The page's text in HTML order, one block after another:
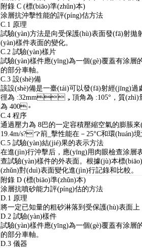
附錄 C (標(biāo)準(zhǔn)本)
涂層抗沖擊性能的評(píng)估方法
C.1 原理
試驗(yàn)方法是向受保護(hù)表面發(fā)射拋
(yàn)樣件表面的變化。
C.2 試驗(yàn)樣片
試驗(yàn)樣件應(yīng)為一個(gè)覆蓋有涂層
的部分車軸。
C.3 設(shè)備
該設(shè)備是一臺(tái)可以發(fā)射經(jīng)
徑為 :32mm，頂角為 :105° ，質(zhì)
為 400。
C.4 程序
通過壓力為 8巴的一定容積壓縮空氣的膨脹來
19.4m/s?？箾_擊性能在－ 25°C和環(huán)境
C.5 試驗(yàn)結(jié)果的表示方法
在進(jìn)行沖擊后，應(yīng)用肉眼檢查涂層表
查試驗(yàn)樣件的外表面。根據(jù)本標
(zhǔn)對(duì)表面變化進(jìn)行記錄和比較。
附錄 D (標(biāo)準(zhǔn)本)
涂層抗噴砂能力評(píng)估的方法
D.1 原理
將一定已知量的粗砂淋落到受保護(hù)表面上
D.2 試驗(yàn)樣件
試驗(yàn)樣件應(yīng)為一個(gè)覆蓋有涂層
的部分車軸。
D.3 儀器